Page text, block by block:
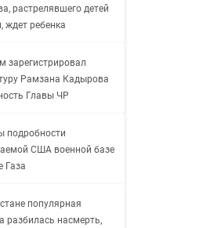
растрелявшего детей
ждет ребенка
зарегистрировал
Рамзана Кадырова
Главы ЧР
подробности
США военной базе
Газа
популярная
разбилась насмерть,